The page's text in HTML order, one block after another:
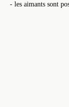
- les aimants sont